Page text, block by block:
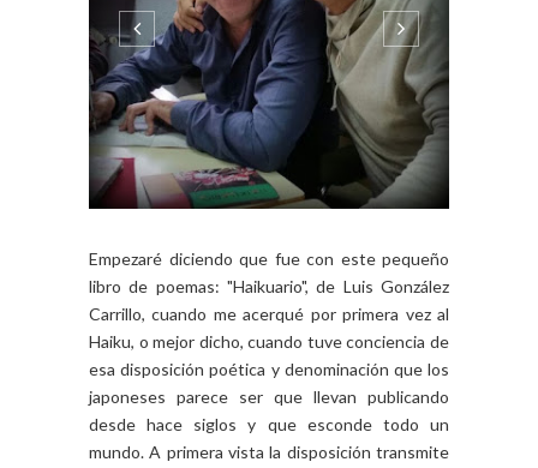
Empezaré diciendo que fue con este pequeño
libro de poemas: "Haikuario", de Luis González
Carrillo, cuando me acerqué por primera vez al
Haiku, o mejor dicho, cuando tuve conciencia de
esa disposición poética y denominación que los
japoneses parece ser que llevan publicando
desde hace siglos y que esconde todo un
mundo. A primera vista la disposición transmite